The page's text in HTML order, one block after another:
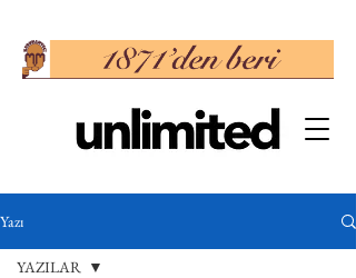
Yazı
YAZILAR